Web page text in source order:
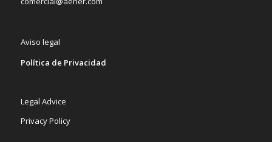
Aviso legal
Política de Privacidad
Legal Advice
Privacy Policy